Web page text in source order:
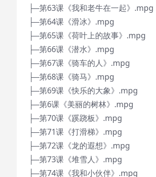
├─第63课《我和老牛在一起》.mpg
├─第64课《滑冰》.mpg
├─第65课《荷叶上的故事》.mpg
├─第66课《潜水》.mpg
├─第67课《骑车的人》.mpg
├─第68课《骑马》.mpg
├─第69课《快乐的大象》.mpg
├─第6课《美丽的树林》.mpg
├─第70课《蹊跷板》.mpg
├─第71课《打滑梯》.mpg
├─第72课《龙的遐想》.mpg
├─第73课《堆雪人》.mpg
├─第74课《我和小伙伴》.mpg